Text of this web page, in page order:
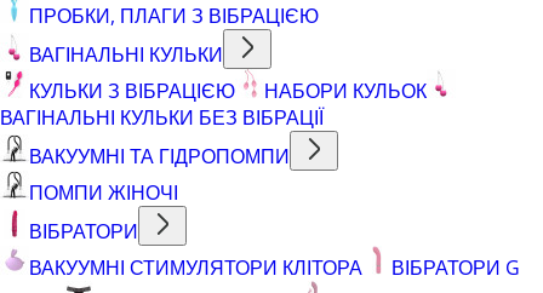
ПРОБКИ, ПЛАГИ З ВІБРАЦІЄЮ
ВАГІНАЛЬНІ КУЛЬКИ
КУЛЬКИ З ВІБРАЦІЄЮ
НАБОРИ КУЛЬОК
ВАГІНАЛЬНІ КУЛЬКИ БЕЗ ВІБРАЦІЇ
ВАКУУМНІ ТА ГІДРОПОМПИ
ПОМПИ ЖІНОЧІ
ВІБРАТОРИ
ВАКУУМНІ СТИМУЛЯТОРИ КЛІТОРА
ВІБРАТОРИ G